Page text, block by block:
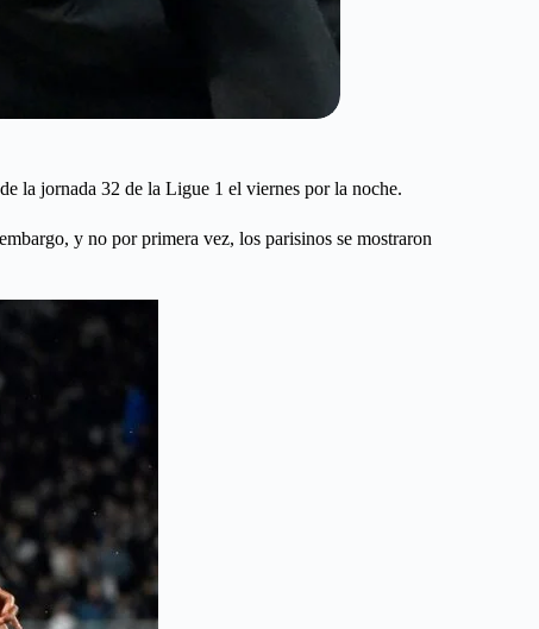
la jornada 32 de la Ligue 1 el viernes por la noche.
y no por primera vez, los parisinos se mostraron